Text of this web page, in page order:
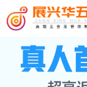
超凡国际
超凡国际/最新消息